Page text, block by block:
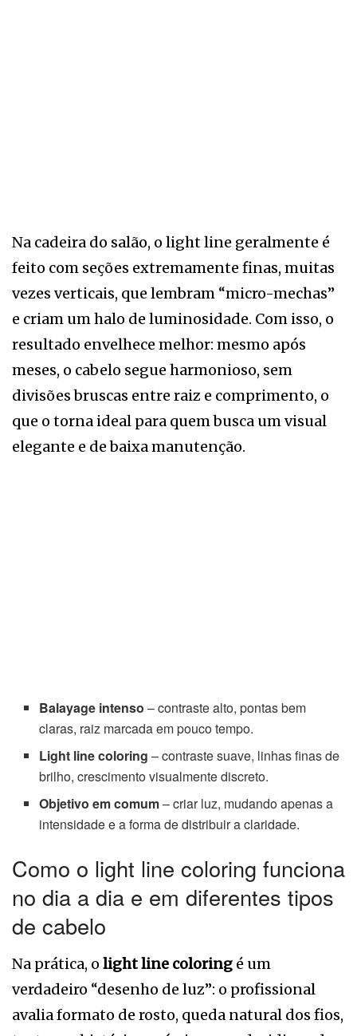
Na cadeira do salão, o light line geralmente é
feito com seções extremamente finas, muitas
vezes verticais, que lembram “micro-mechas”
e criam um halo de luminosidade. Com isso, o
resultado envelhece melhor: mesmo após
meses, o cabelo segue harmonioso, sem
divisões bruscas entre raiz e comprimento, o
que o torna ideal para quem busca um visual
elegante e de baixa manutenção.
Balayage intenso – contraste alto, pontas bem
claras, raiz marcada em pouco tempo.
Light line coloring – contraste suave, linhas finas de
brilho, crescimento visualmente discreto.
Objetivo em comum– criar luz, mudando apenas a
intensidade e a forma de distribuir a claridade.
Como o light line coloring funciona
no dia a dia e em diferentes tipos
de cabelo
Na prática, o light line coloring é um
verdadeiro “desenho de luz”: o profissional
avalia formato de rosto, queda natural dos fios,